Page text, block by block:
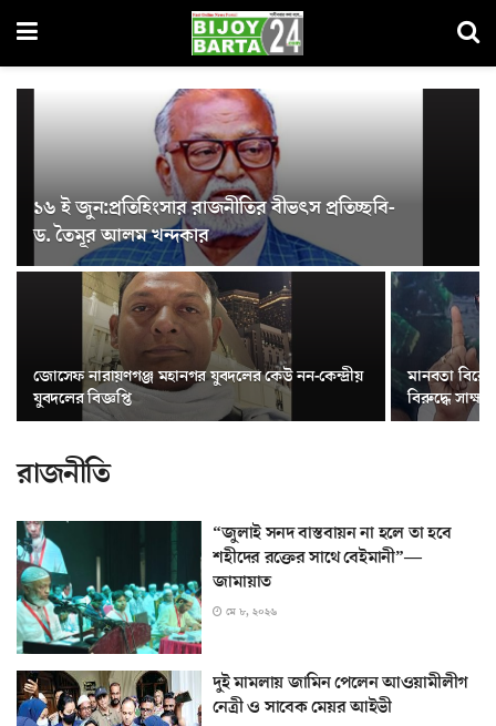
১৬ ই জুন:প্রতিহিংসার রাজনীতির বীভৎস প্রতিচ্ছবি-
ড. তৈমূর আলম খন্দকার
জোসেফ নারায়ণগঞ্জ মহানগর যুবদলের কেউ নন-কেন্দ্রীয়
যুবদলের বিজ্ঞপ্তি
মানবতা
বিরুদ্ধে
রাজনীতি
“জুলাই সনদ বাস্তবায়ন না হলে তা হবে
শহীদের রক্তের সাথে বেইমানী”—
জামায়াত
মে ৮, ২০২৬
দুই মামলায় জামিন পেলেন আওয়ামীলীগ
নেত্রী ও সাবেক মেয়র আইভী